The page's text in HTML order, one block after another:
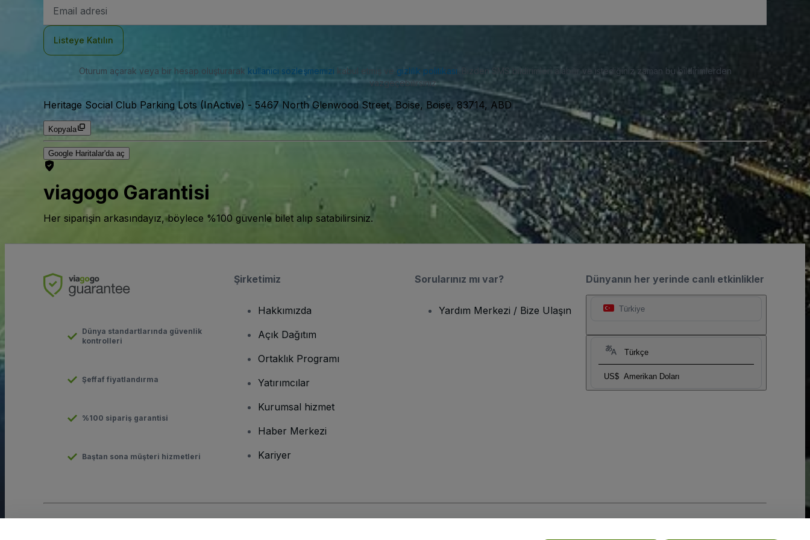
posta
Listeye Katılın
Oturum açarak veya bir hesap oluşturarak kullanıcı sözleşmemizi kabul etmiş ve gizlilik politikası . Bizden SMS bildirimleri alabilir ve istediğiniz zaman bu bildirimlerden
vazgeçebilirsiniz.
Heritage Social Club Parking Lots (InActive) - 5467 North Glenwood Street, Boise, Boise, 83714, ABD
Kopyala
Google Haritalar'da aç
viagogo Garantisi
Her siparişin arkasındayız, böylece %100 güvenle bilet alıp satabilirsiniz.
Dünyanın her yerinde canlı etkinlikler
Türkiye
Türkçe
US$ Amerikan Doları
Dünya standartlarında güvenlik
kontrolleri
Şeffaf fiyatlandırma
%100 sipariş garantisi
Baştan sona müşteri hizmetleri
Şirketimiz
Hakkımızda
Açık Dağıtım
Ortaklık Programı
Yatırımcılar
Kurumsal hizmet
Haber Merkezi
Kariyer
Sorularınız mı var?
Yardım Merkezi / Bize Ulaşın